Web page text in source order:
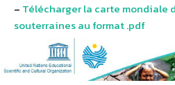
– Télécharger la carte mondiale
souterraines au format .pdf